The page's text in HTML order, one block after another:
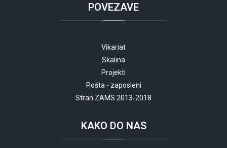
POVEZAVE
Vikariat
Skalina
Projekti
Pošta - zaposleni
Stran ZAMS 2013-2018
KAKO DO NAS